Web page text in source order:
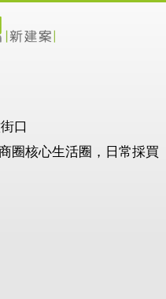
口
圈核心生活圈，日常採買